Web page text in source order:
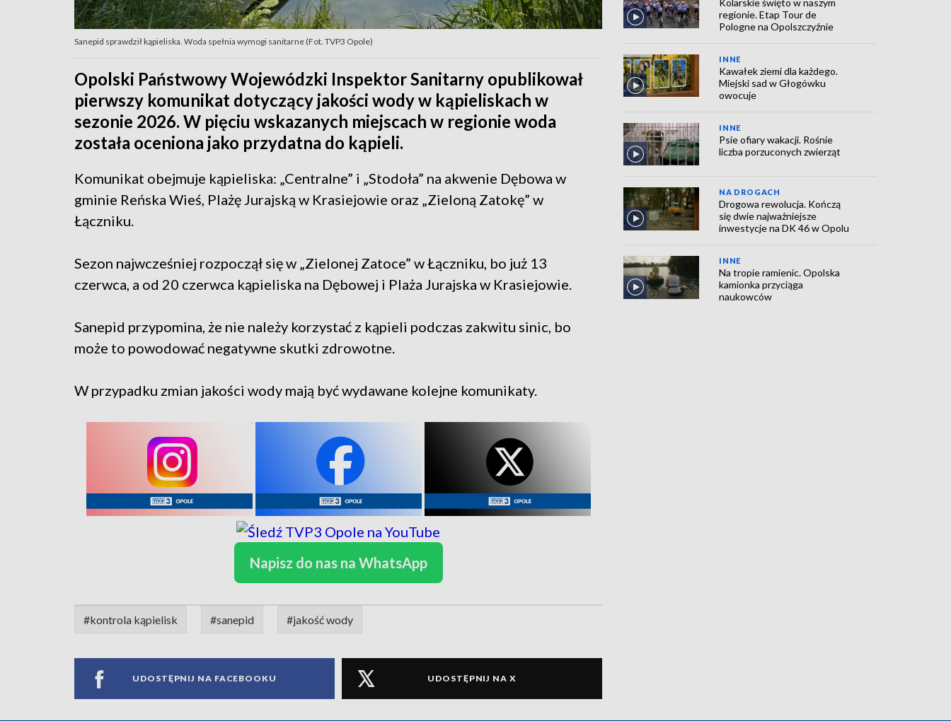
Sanepid sprawdził kąpieliska. Woda spełnia wymogi sanitarne (Fot. TVP3 Opole)
Opolski Państwowy Wojewódzki Inspektor Sanitarny opublikował
pierwszy komunikat dotyczący jakości wody w kąpieliskach w
sezonie 2026. W pięciu wskazanych miejscach w regionie woda
została oceniona jako przydatna do kąpieli.
Komunikat obejmuje kąpieliska: „Centralne” i „Stodoła” na akwenie Dębowa w
gminie Reńska Wieś, Plażę Jurajską w Krasiejowie oraz „Zieloną Zatokę” w
Łączniku.
Sezon najwcześniej rozpoczął się w „Zielonej Zatoce” w Łączniku, bo już 13
czerwca, a od 20 czerwca kąpieliska na Dębowej i Plaża Jurajska w Krasiejowie.
Sanepid przypomina, że nie należy korzystać z kąpieli podczas zakwitu sinic, bo
może to powodować negatywne skutki zdrowotne.
W przypadku zmian jakości wody mają być wydawane kolejne komunikaty.
Napisz do nas na WhatsApp
#kontrola kąpielisk #sanepid #jakość wody
UDOSTĘPNIJ NA FACEBOOKU UDOSTĘPNIJ NA X
regionie. Etap Tour de
Pologne na Opolszczyźnie
INNE
Kawałek ziemi dla każdego.
Miejski sad w Głogówku
owocuje
INNE
Psie ofiary wakacji. Rośnie
liczba porzuconych zwierząt
NA DROGACH
Drogowa rewolucja. Kończą
się dwie najważniejsze
inwestycje na DK 46 w Opolu
INNE
Na tropie ramienic. Opolska
kamionka przyciąga
naukowców